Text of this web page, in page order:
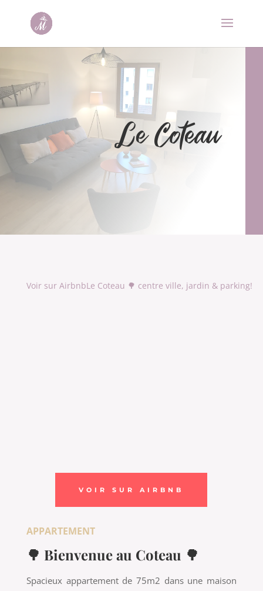
Le Coteau
Voir sur AirbnbLe Coteau 🌳 centre ville, jardin & parking!
VOIR SUR AIRBNB
APPARTEMENT
🌳 Bienvenue au Coteau 🌳
Spacieux appartement de 75m2 dans une maison